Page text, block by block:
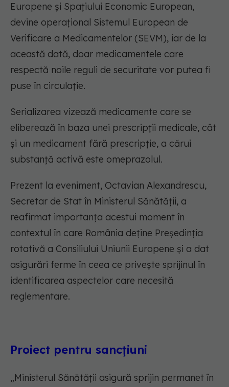
Europene și Spațiului Economic European,
devine operațional Sistemul European de
Verificare a Medicamentelor (SEVM), iar de la
această dată, doar medicamentele care
respectă noile reguli de securitate vor putea fi
puse în circulație.
Serializarea vizează medicamente care se
eliberează în baza unei prescripții medicale, cât
și un medicament fără prescripție, a cărui
substanță activă este omeprazolul.
Prezent la eveniment, Octavian Alexandrescu,
Secretar de Stat în Ministerul Sănătății, a
reafirmat importanța acestui moment în
contextul în care România deține Președinția
rotativă a Consiliului Uniunii Europene și a dat
asigurări ferme în ceea ce privește sprijinul în
identificarea aspectelor care necesită
reglementare.
Proiect pentru sancțiuni
„Ministerul Sănătății asigură sprijin permanet în